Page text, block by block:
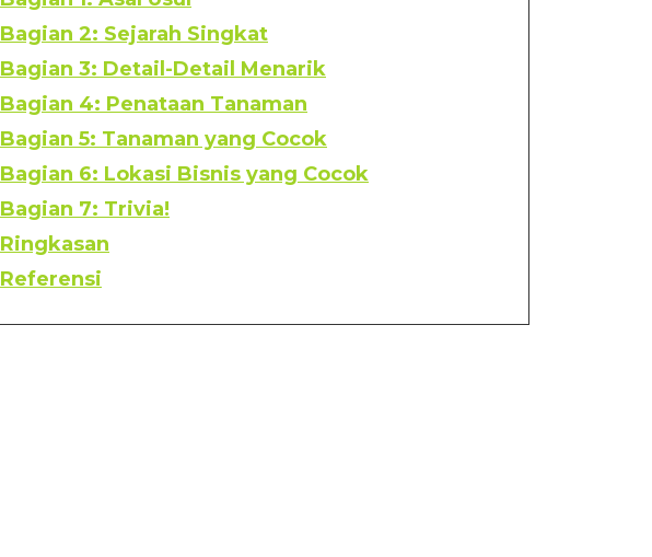
Bagian 2: Sejarah Singkat
Bagian 3: Detail-Detail Menarik
Bagian 4: Penataan Tanaman
Bagian 5: Tanaman yang Cocok
Bagian 6: Lokasi Bisnis yang Cocok
Bagian 7: Trivia!
Ringkasan
Referensi